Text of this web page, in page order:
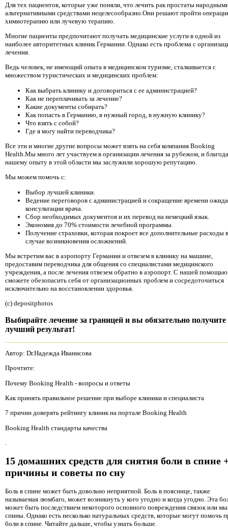
Для тех пациентов, которые уже поняли, что лечить рак простаты
альтернативными средствами нецелесообразно.Они решают пройти
химиотерапию или лучевую терапию.
Многие пациенты предпочитают получать медицинские услуги в одной из
наиболее авторитетных клиник Германии. Однако есть проблема с
лечения.
Ведь человек, не имеющий опыта в медицинском туризме, сталкивается с
множеством туристических и медицинских проблем:
Как выбрать клинику и договориться с ее администрацией?
Как не переплачивать за лечение?
Какие документы собирать?
Как попасть в Германию, в нужный город, в нужную клинику?
Что взять с собой?
Где я могу найти переводчика?
Все эти и многие другие вопросы может взять на себя компания Booking
Health.Мы много лет участвуем в организации лечения за рубежом, и
нашему опыту в этой области мы заслужили хорошую репутацию.
Мы можем помочь с:
Выбор лучшей клиники.
Ведение переговоров с администрацией и сокращение времени
консультации врача.
Сбор необходимых документов и их перевод на немецкий язык.
Экономия до 70% стоимости лечебной программы.
Получение страховки, которая покроет все дополнительные расходы в
случае возникновения осложнений.
Мы встретим вас в аэропорту Германии и отвезем в клинику на машине,
предоставим переводчика для общения со специалистами медицинского
учреждения, а после лечения отвезем обратно в аэропорт. С нашей
сможете обезопасить себя от организационных проблем и сосредоточиться
исключительно на восстановлении здоровья.
(c) depositphotos
Выбирайте лечение за границей и вы обязательно получите
лучший результат!
Автор: Dr.Надежда Иванисова
Прочтите:
Почему Booking Health - вопросы и ответы
Как принять правильное решение при выборе клиники и специалиста
7 причин доверять рейтингу клиник на портале Booking Health
Booking Health стандарты качества
15 домашних средств для снятия боли в спине
причины и советы по сну
Боль в спине может быть довольно неприятной. Боль в пояснице, также
называемая люмбаго, может возникнуть у кого угодно и когда угодно. Эта
может быть последствием некоторого основного повреждения связок или
спины. Однако есть несколько натуральных средств, которые могут помочь
боли в спине. Читайте дальше, чтобы узнать больше.